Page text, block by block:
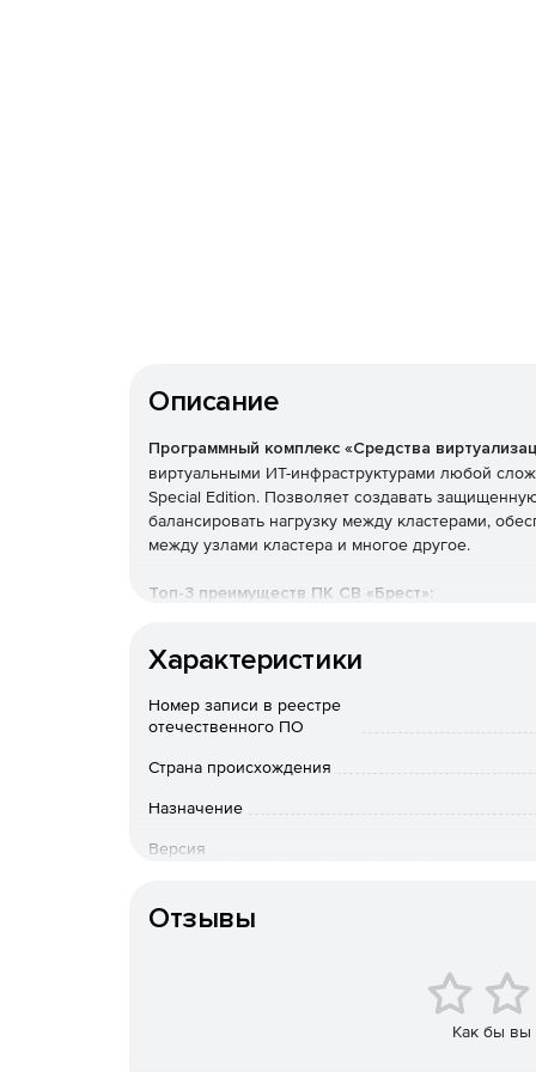
Описание
Программный комплекс «Средства
виртуальными ИТ-инфраструктурами любой
Special Edition. Позволяет создавать
балансировать нагрузку между кластерами,
между узлами кластера и многое другое.
Топ-3 преимуществ ПК СВ «Брест»:
Функционал:
Создание защищенной среды
Характеристики
Номер записи в реестре
отечественного ПО
Страна происхождения
Назначение
Версия
Отзывы
Как бы вы